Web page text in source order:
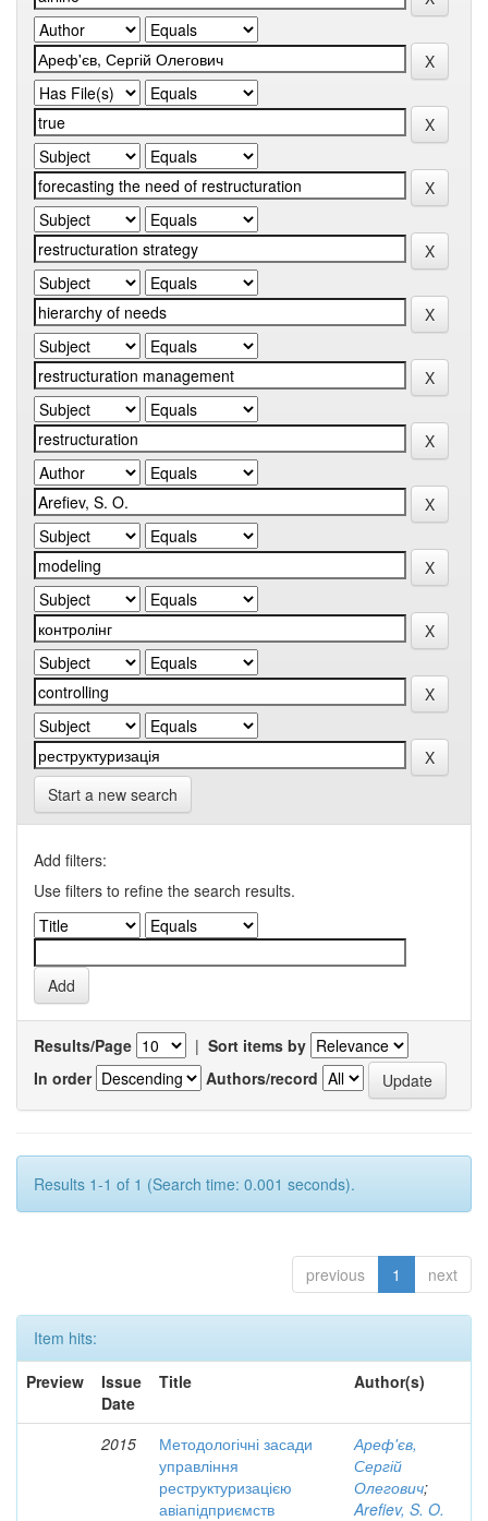
Start a new search
Add filters:
Use filters to refine the search results.
Results/Page | Sort items by
In order
Authors/record
Results 1-1 of 1 (Search time: 0.001 seconds).
previous 1 next
Item hits:
Preview
Issue
Date
Title Author(s)
2015
Методологічні засади
управління
реструктуризацією
авіапідприємств
Ареф'єв,
Сергій
Олегович;
Arefiev, S. O.